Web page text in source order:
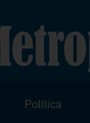
Política